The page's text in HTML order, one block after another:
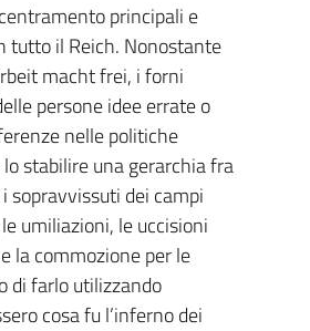
principali e
tutto il Reich. Nonostante
macht frei, i forni
persone idee errate o
nelle politiche
stabilire una gerarchia fra
sopravvissuti dei campi
umiliazioni, le uccisioni
la commozione per le
di farlo utilizzando
cosa fu l’inferno dei